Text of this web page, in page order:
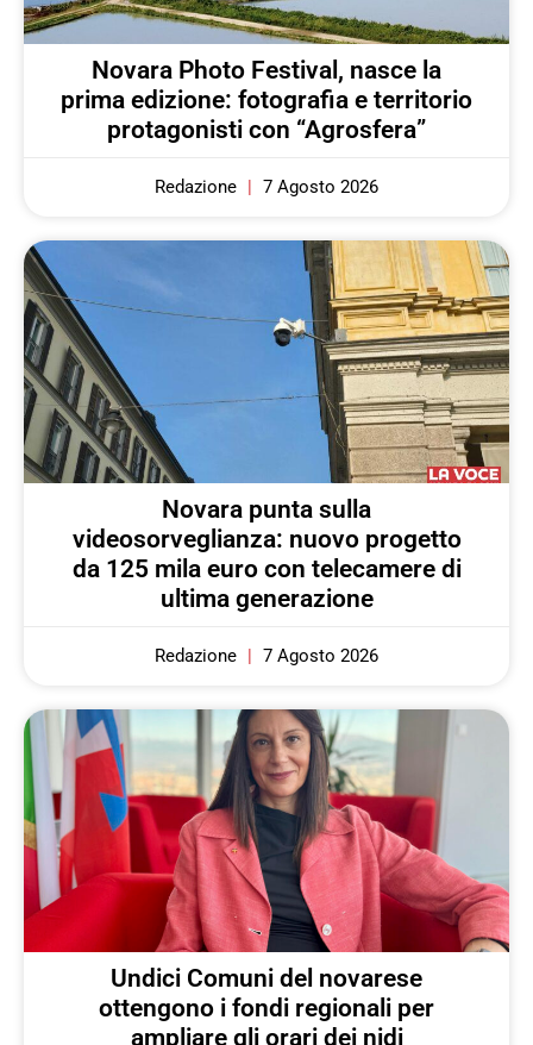
Novara Photo Festival, nasce la
prima edizione: fotografia e territorio
protagonisti con “Agrosfera”
Redazione 7 Agosto 2026
Novara punta sulla
videosorveglianza: nuovo progetto
da 125 mila euro con telecamere di
ultima generazione
Redazione 7 Agosto 2026
Undici Comuni del novarese
ottengono i fondi regionali per
ampliare gli orari dei nidi